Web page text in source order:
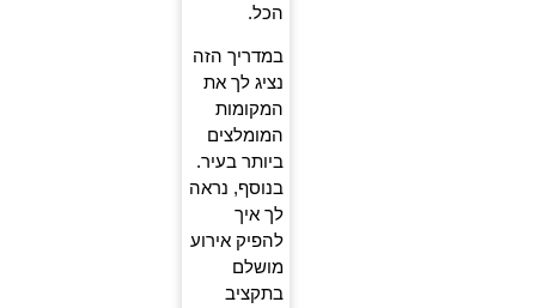
הכל.
במדריך הזה
נציג לך את
המקומות
המומלצים
ביותר בעיר.
בנוסף, נראה
לך איך
להפיק אירוע
מושלם
בתקציב